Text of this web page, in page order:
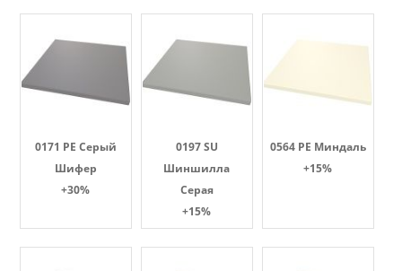
0171 PE Серый
Шифер
+30%
0197 SU
Шиншилла
Серая
+15%
0564 PE Миндаль
+15%